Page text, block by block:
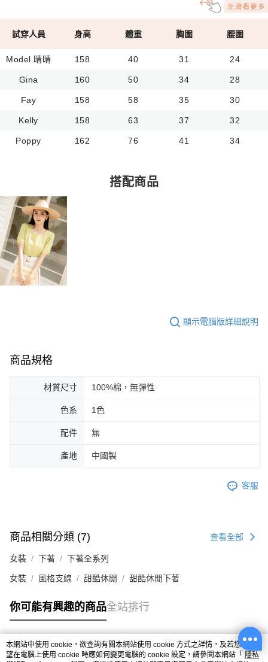
試穿人員 身高 體重 胸圍 腰圍
Model 晴晴 158 40 31 24
Gina 160 50 34 28
Fay 158 58 35 30
Kelly 158 63 37 32
Poppy 162 76 41 34
搭配商品
顯示電腦版詳細說明
商品規格
材質尺寸 100%棉，無彈性
色系 1色
配件 無
產地 中國製
客服
商品相關分類 (7) 查看全部
女裝 下著 下著全系列
女裝 風格支線 甜酷休閒 甜酷休閒下著
你可能有興趣的商品全站排行
熱門標籤
本網站中使用 cookie，欲查詢有關本網站使用 cookie 方式之詳情，及若您不希
望在電腦上使用 cookie 時應如何變更電腦的 cookie 設定，請參閱本網站「 隱私